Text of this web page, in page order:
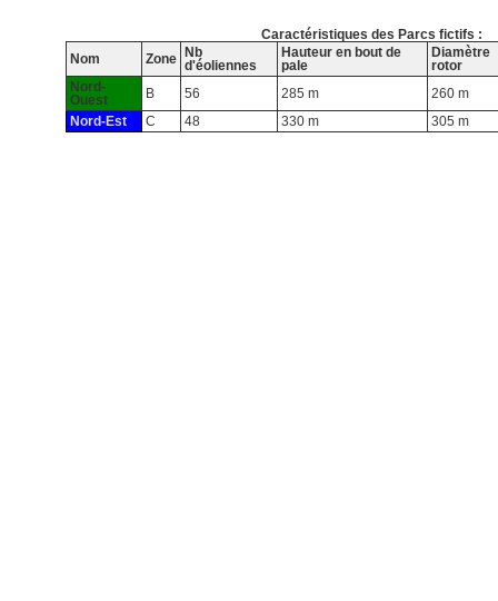
Caractéristiques des Parcs fictifs :
Nom
Zone
Nb
d'éoliennes
Hauteur en bout de
pale
Diamètre
rotor
Nord-
Ouest
B 56 285 m 260 m
Nord-Est C 48 330 m 305 m